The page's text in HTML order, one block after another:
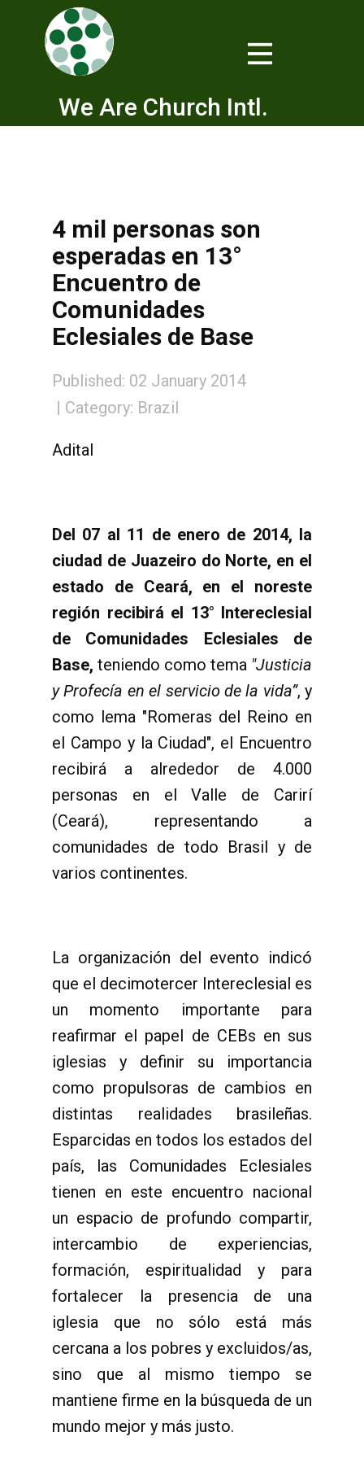
We Are Church Intl.
4 mil personas son
esperadas en 13°
Encuentro de
Comunidades
Eclesiales de Base
Published: 02 January 2014
Category: Brazil
Adital
Del 07 al 11 de enero de 2014, la
ciudad de Juazeiro do Norte, en el
estado de Ceará, en el noreste
región recibirá el 13° Intereclesial
de Comunidades Eclesiales de
Base, teniendo como tema "Justicia
y Profecía en el servicio de la vida”, y
como lema "Romeras del Reino en
el Campo y la Ciudad", el Encuentro
recibirá a alrededor de 4.000
personas en el Valle de Carirí
(Ceará), representando a
comunidades de todo Brasil y de
varios continentes.
La organización del evento indicó
que el decimotercer Intereclesial es
un momento importante para
reafirmar el papel de CEBs en sus
iglesias y definir su importancia
como propulsoras de cambios en
distintas realidades brasileñas.
Esparcidas en todos los estados del
país, las Comunidades Eclesiales
tienen en este encuentro nacional
un espacio de profundo compartir,
intercambio de experiencias,
formación, espiritualidad y para
fortalecer la presencia de una
iglesia que no sólo está más
cercana a los pobres y excluidos/as,
sino que al mismo tiempo se
mantiene firme en la búsqueda de un
mundo mejor y más justo.